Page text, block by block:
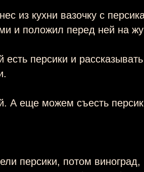
из кухни вазочку с
и положил перед ней на
есть персики и
А еще можем съесть
персики, потом